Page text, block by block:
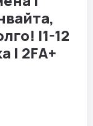
|1-12
| 2FA+